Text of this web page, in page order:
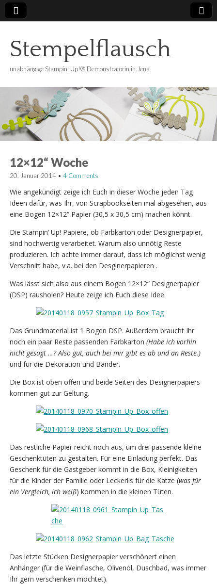
Stempelflausch
unabhängige Stampin' Up!® Demonstratorin in Jena
12×12“ Woche
20. Januar 2014 • 4 Comments
Wie angekündigt zeige ich Euch in dieser Woche jeden Tag
Ideen dafür, was Ihr, von Scrapbookseiten mal abgesehen, aus
eine Bogen 12×12“ Papier (30,5 x 30,5 cm) machen könnt.
Die Stampin‘ Up! Papiere, ob Farbkarton oder Designerpapier,
sind hochwertig verarbeitet. Warum also unnötig Reste
produzieren. Ich achte immer darauf, dass ich möglichst wenig
Verschnitt habe, v.a. bei den Desginerpapieren .
Was lässt sich also aus einem Bogen 12×12“ Designerpapier
(DSP) rausholen? Heute zeige ich Euch diese Idee.
Das Grundmaterial ist 1 Bogen DSP. Außerdem braucht Ihr
noch ein paar Reste passenden Farbkarton (Habe ich vorhin
nicht gesagt …? Also gut, auch bei mir gibt es ab und an Reste.)
und für die Dekoration und Bänder.
Die Box ist oben offen und beide Seiten des Designerpapiers
kommen gut zur Geltung.
Das restliche Papier reicht noch aus, um drei passende kleine
Geschenktüten zu gestalten. Für eine Einladung perfekt. Das
Geschenk für die Gastgeber kommt in die Box, Kleinigkeiten
für die Kinder der Familie oder Leckerlis für die Katze (was für
ein Vergleich, ich weiß) kommen in die kleinen Tüten.
Das letzte Stücken Designerpapier verschönert einen
Anhänger (für die Weinflasche, Olivenöl, Duschbad, was immer
Ihr gern verschenken möchtet).